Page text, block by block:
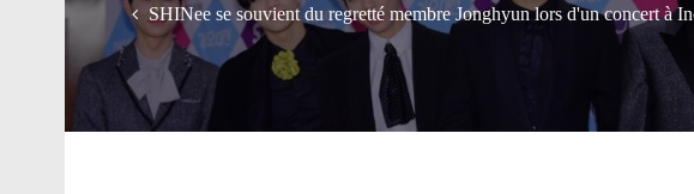
SHINee se souvient du regretté membre Jonghyun lors d'un concert à